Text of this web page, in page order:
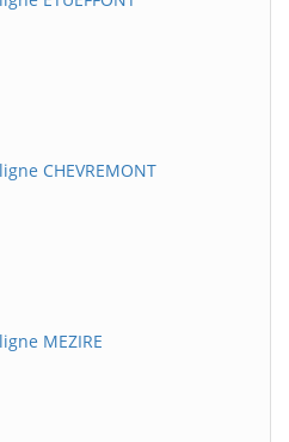
CHEVREMONT
MEZIRE